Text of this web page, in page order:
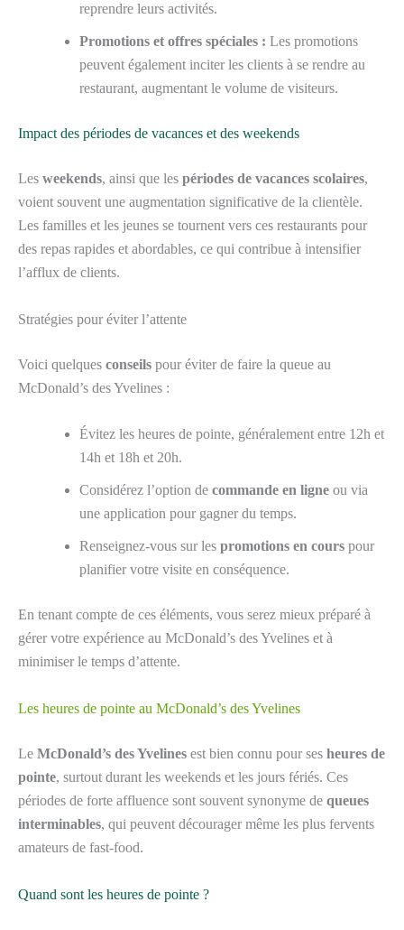
reprendre leurs activités.
Promotions et offres spéciales : Les promotions
peuvent également inciter les clients à se rendre au
restaurant, augmentant le volume de visiteurs.
Impact des périodes de vacances et des weekends
Les weekends, ainsi que les périodes de vacances scolaires,
voient souvent une augmentation significative de la clientèle.
Les familles et les jeunes se tournent vers ces restaurants pour
des repas rapides et abordables, ce qui contribue à intensifier
l’afflux de clients.
Stratégies pour éviter l’attente
Voici quelques conseils pour éviter de faire la queue au
McDonald’s des Yvelines :
Évitez les heures de pointe, généralement entre 12h et
14h et 18h et 20h.
Considérez l’option de commande en ligne ou via
une application pour gagner du temps.
Renseignez-vous sur les promotions en cours pour
planifier votre visite en conséquence.
En tenant compte de ces éléments, vous serez mieux préparé à
gérer votre expérience au McDonald’s des Yvelines et à
minimiser le temps d’attente.
Les heures de pointe au McDonald’s des Yvelines
Le McDonald’s des Yvelines est bien connu pour ses heures de
pointe, surtout durant les weekends et les jours fériés. Ces
périodes de forte affluence sont souvent synonyme de queues
interminables, qui peuvent décourager même les plus fervents
amateurs de fast-food.
Quand sont les heures de pointe ?